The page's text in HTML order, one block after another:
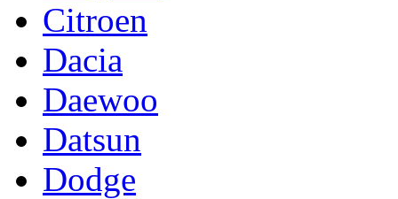
Citroen
Dacia
Daewoo
Datsun
Dodge